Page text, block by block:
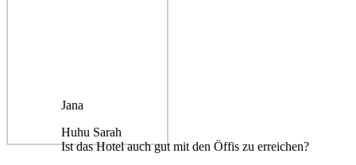
Jana
Huhu Sarah
Ist das Hotel auch gut mit den Öffis zu erreichen?